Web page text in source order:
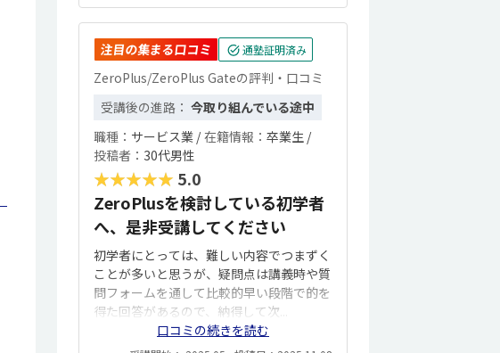
注目の集まる口コミ 通塾証明済み
ZeroPlus/ZeroPlus Gateの評判・口コミ
受講後の進路： 今取り組んでいる途中
職種： サービス業 / 在籍情報： 卒業生 /
投稿者： 30代男性
★★★★★ 5.0
ZeroPlusを検討している初学者
へ、是非受講してください
初学者にとっては、難しい内容でつまずく
ことが多いと思うが、疑問点は講義時や質
問フォームを通して比較的早い段階で的を
得た回答があるので、納得して次...
口コミの続きを読む